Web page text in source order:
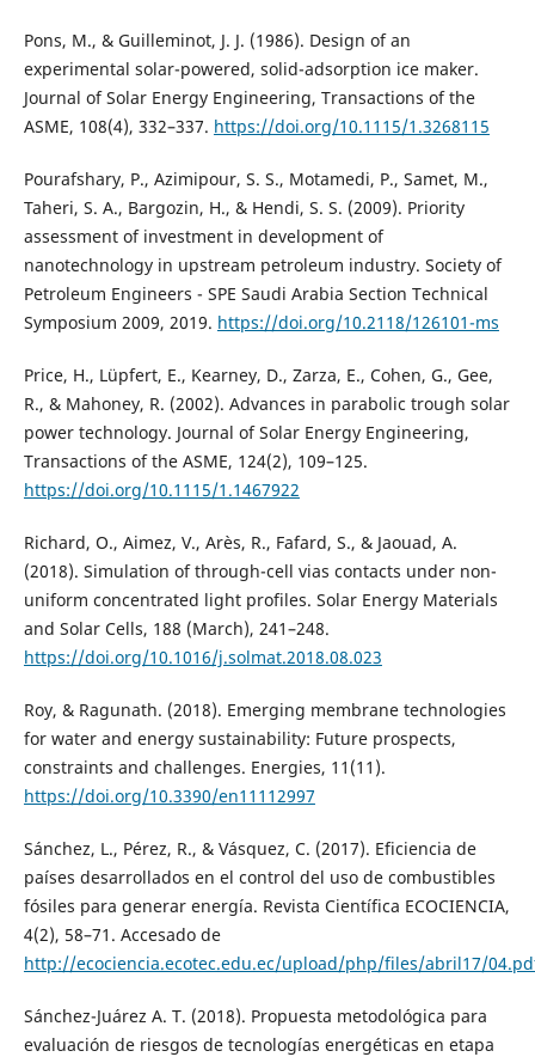
Pons, M., & Guilleminot, J. J. (1986). Design of an
experimental solar-powered, solid-adsorption ice maker.
Journal of Solar Energy Engineering, Transactions of the
ASME, 108(4), 332–337. https://doi.org/10.1115/1.3268115
Pourafshary, P., Azimipour, S. S., Motamedi, P., Samet, M.,
Taheri, S. A., Bargozin, H., & Hendi, S. S. (2009). Priority
assessment of investment in development of
nanotechnology in upstream petroleum industry. Society of
Petroleum Engineers - SPE Saudi Arabia Section Technical
Symposium 2009, 2019. https://doi.org/10.2118/126101-ms
Price, H., Lüpfert, E., Kearney, D., Zarza, E., Cohen, G., Gee,
R., & Mahoney, R. (2002). Advances in parabolic trough solar
power technology. Journal of Solar Energy Engineering,
Transactions of the ASME, 124(2), 109–125.
https://doi.org/10.1115/1.1467922
Richard, O., Aimez, V., Arès, R., Fafard, S., & Jaouad, A.
(2018). Simulation of through-cell vias contacts under non-
uniform concentrated light profiles. Solar Energy Materials
and Solar Cells, 188 (March), 241–248.
https://doi.org/10.1016/j.solmat.2018.08.023
Roy, & Ragunath. (2018). Emerging membrane technologies
for water and energy sustainability: Future prospects,
constraints and challenges. Energies, 11(11).
https://doi.org/10.3390/en11112997
Sánchez, L., Pérez, R., & Vásquez, C. (2017). Eficiencia de
países desarrollados en el control del uso de combustibles
fósiles para generar energía. Revista Científica ECOCIENCIA,
4(2), 58–71. Accesado de
http://ecociencia.ecotec.edu.ec/upload/php/files/abril17/
Sánchez-Juárez A. T. (2018). Propuesta metodológica para
evaluación de riesgos de tecnologías energéticas en etapa